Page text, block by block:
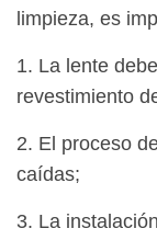
limpieza, es
1. La lente
revestimiento
2. El proceso
caídas;
3. La